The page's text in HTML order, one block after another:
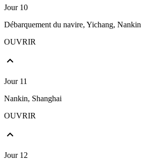
Jour 10
Débarquement du navire, Yichang, Nankin
OUVRIR
Jour 11
Nankin, Shanghai
OUVRIR
Jour 12